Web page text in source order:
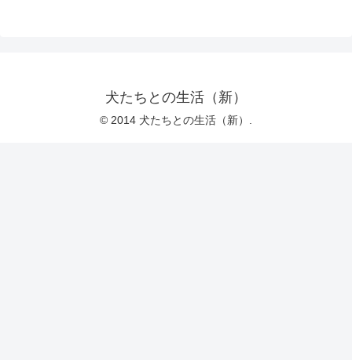
犬たちとの生活（新）
© 2014 犬たちとの生活（新）.